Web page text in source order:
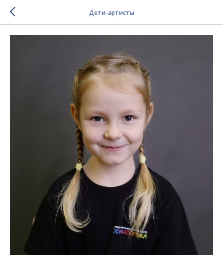
Дети-артисты